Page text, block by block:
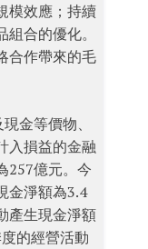
模效應；持續
合的優化。
合作帶來的毛
金等價物、
入損益的金融
257億元。今
金淨額為3.4
產生現金淨額
的經營活動